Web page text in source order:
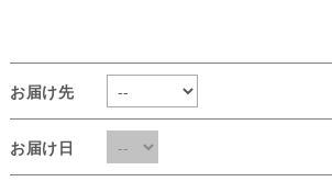
お届け先
お届け日